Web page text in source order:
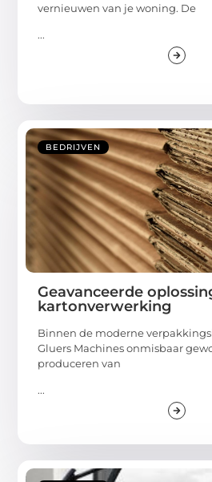
vernieuwen van je woning. De
...
BEDRIJVEN
Geavanceerde
kartonverwerking
Binnen de moderne
Gluers Machines onmisbaar
produceren van
...